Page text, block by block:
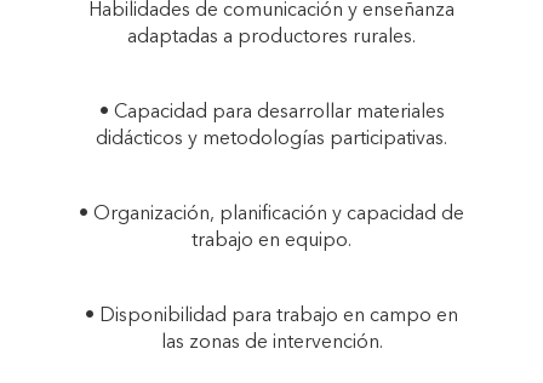
Habilidades de comunicación y enseñanza
adaptadas a productores rurales.
• Capacidad para desarrollar materiales
didácticos y metodologías participativas.
• Organización, planificación y capacidad de
trabajo en equipo.
• Disponibilidad para trabajo en campo en
las zonas de intervención.